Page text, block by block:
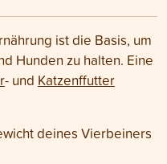
ist die Basis, um
Hunden zu halten. Eine
- und Katzenffutter
deines Vierbeiners